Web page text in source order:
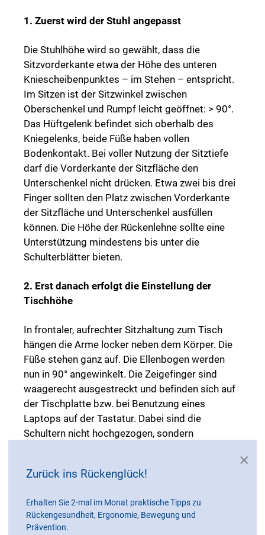
1. Zuerst wird der Stuhl angepasst
Die Stuhlhöhe wird so gewählt, dass die
Sitzvorderkante etwa der Höhe des unteren
Kniescheibenpunktes – im Stehen – entspricht.
Im Sitzen ist der Sitzwinkel zwischen
Oberschenkel und Rumpf leicht geöffnet: > 90°.
Das Hüftgelenk befindet sich oberhalb des
Kniegelenks, beide Füße haben vollen
Bodenkontakt. Bei voller Nutzung der Sitztiefe
darf die Vorderkante der Sitzfläche den
Unterschenkel nicht drücken. Etwa zwei bis drei
Finger sollten den Platz zwischen Vorderkante
der Sitzfläche und Unterschenkel ausfüllen
können. Die Höhe der Rückenlehne sollte eine
Unterstützung mindestens bis unter die
Schulterblätter bieten.
2. Erst danach erfolgt die Einstellung der
Tischhöhe
In frontaler, aufrechter Sitzhaltung zum Tisch
hängen die Arme locker neben dem Körper. Die
Füße stehen ganz auf. Die Ellenbogen werden
nun in 90° angewinkelt. Die Zeigefinger sind
waagerecht ausgestreckt und befinden sich auf
der Tischplatte bzw. bei Benutzung eines
Laptops auf der Tastatur. Dabei sind die
Schultern nicht hochgezogen, sondern
Checkliste für
×
Zurück ins Rückenglück!
Erhalten Sie 2-mal im Monat praktische Tipps zu
Rückengesundheit, Ergonomie, Bewegung und
Prävention.